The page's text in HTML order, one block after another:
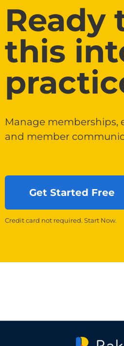
Ready
this
Manage memberships,
and member
Get Started Free
Credit card not required. Start Now.